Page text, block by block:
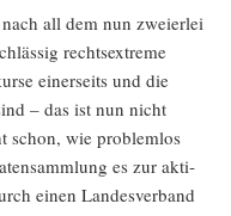
all dem nun zwei­er­lei
rechts­extre­me
einer­seits und die
– das ist nun nicht
schon, wie pro­blem­los
es zur akti­
einen Lan­des­ver­band